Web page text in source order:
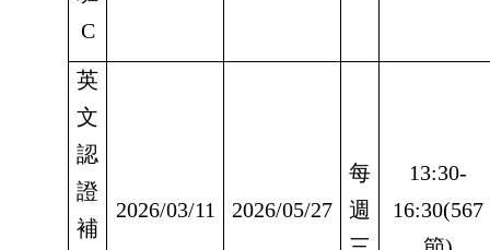
C
英
文
認
證
補
2026/03/11 2026/05/27
每
週
13:30-
16:30(567